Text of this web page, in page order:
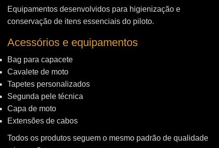
Equipamentos desenvolvidos para higienização e
conservação de itens essenciais do piloto.
Acessórios e equipamentos
Bag para capacete
Cavalete de moto
Tapetes personalizados
Segunda pele técnica
Capa de moto
Extensões de cabos
Todos os produtos seguem o mesmo padrão de qualidade